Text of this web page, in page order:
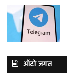
ऑटो जगत